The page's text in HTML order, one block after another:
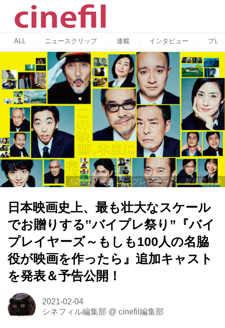
ALL ニュースクリップ 連載 インタビュー プレ
©2021「映画 バイプレイヤーズ」製作委員会
日本映画史上、最も壮大なスケール
でお贈りする‟バイプレ祭り”『バイ
プレイヤーズ～もしも100人の名脇
役が映画を作ったら』追加キャスト
を発表＆予告公開！
2021-02-04
シネフィル編集部 @ cinefil編集部